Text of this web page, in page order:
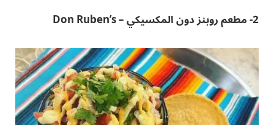
2- مطعم روبنز دون المكسيكي – Don Ruben’s